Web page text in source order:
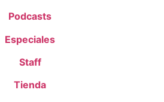
Podcasts
Especiales
Staff
Tienda